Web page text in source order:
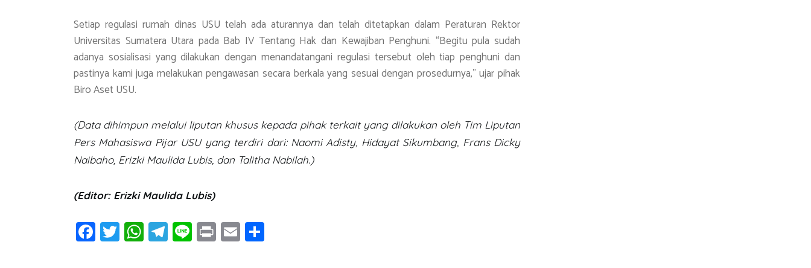
Setiap regulasi rumah dinas USU telah ada aturannya dan telah ditetapkan dalam Peraturan Rektor
Universitas Sumatera Utara pada Bab IV Tentang Hak dan Kewajiban Penghuni. “Begitu pula sudah
adanya sosialisasi yang dilakukan dengan menandatangani regulasi tersebut oleh tiap penghuni dan
pastinya kami juga melakukan pengawasan secara berkala yang sesuai dengan prosedurnya,” ujar pihak
Biro Aset USU.
(Data dihimpun melalui liputan khusus kepada pihak terkait yang dilakukan oleh Tim Liputan
Pers Mahasiswa Pijar USU yang terdiri dari: Naomi Adisty, Hidayat Sikumbang, Frans Dicky
Naibaho, Erizki Maulida Lubis, dan Talitha Nabilah.)
(Editor: Erizki Maulida Lubis)
Fa
ce
T
wi
W
h
T
el
Li
n
Pr
in
E
m